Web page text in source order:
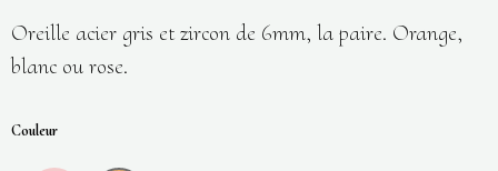
Oreille acier gris et zircon de 6mm, la paire. Orange,
blanc ou rose.
Couleur